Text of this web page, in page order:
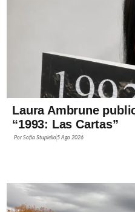
Laura Ambrune
“1993: Las Cartas”
PorSofía Stupiello5 Ago 2026